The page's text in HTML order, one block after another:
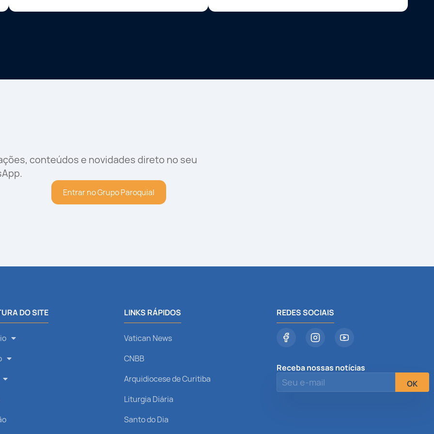
conteúdos e novidades direto no seu
Entrar no Grupo Paroquial
DO SITE LINKS RÁPIDOS
Vatican News
CNBB
Arquidiocese de Curitiba
Liturgia Diária
Santo do Dia
REDES SOCIAIS
Receba nossas notícias